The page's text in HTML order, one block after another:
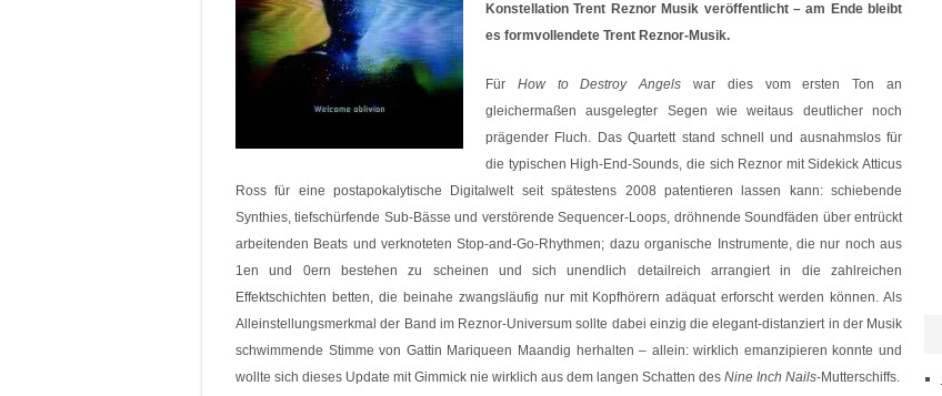
Konstellation Trent Reznor Musik veröffentlicht – am Ende bleibt
es formvollendete Trent Reznor-Musik.
Für How to Destroy Angels war dies vom ersten Ton an
gleichermaßen ausgelegter Segen wie weitaus deutlicher noch
prägender Fluch. Das Quartett stand schnell und ausnahmslos für
die typischen High-End-Sounds, die sich Reznor mit Sidekick Atticus
Ross für eine postapokalytische Digitalwelt seit spätestens 2008 patentieren lassen kann: schiebende
Synthies, tiefschürfende Sub-Bässe und verstörende Sequencer-Loops, dröhnende Soundfäden über entrückt
arbeitenden Beats und verknoteten Stop-and-Go-Rhythmen; dazu organische Instrumente, die nur noch aus
1en und 0ern bestehen zu scheinen und sich unendlich detailreich arrangiert in die zahlreichen
Effektschichten betten, die beinahe zwangsläufig nur mit Kopfhörern adäquat erforscht werden können. Als
Alleinstellungsmerkmal der Band im Reznor-Universum sollte dabei einzig die elegant-distanziert in der Musik
schwimmende Stimme von Gattin Mariqueen Maandig herhalten – allein: wirklich emanzipieren konnte und
wollte sich dieses Update mit Gimmick nie wirklich aus dem langen Schatten des Nine Inch Nails-Mutterschiffs.